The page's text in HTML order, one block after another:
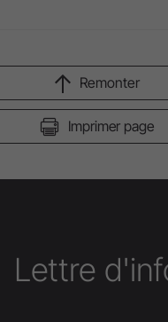
Imprimer page
Remonter
Lettre